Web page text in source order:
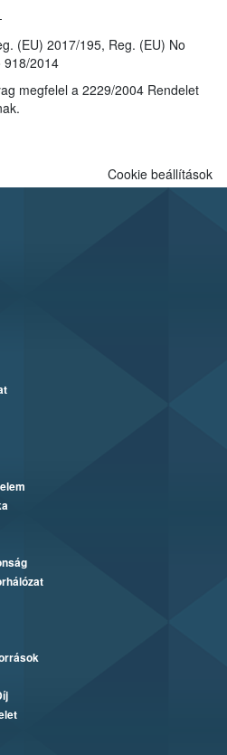
(EU) 2017/195, Reg. (EU) No
918/2014
megfelel a 2229/2004 Rendelet
Cookie beállítások